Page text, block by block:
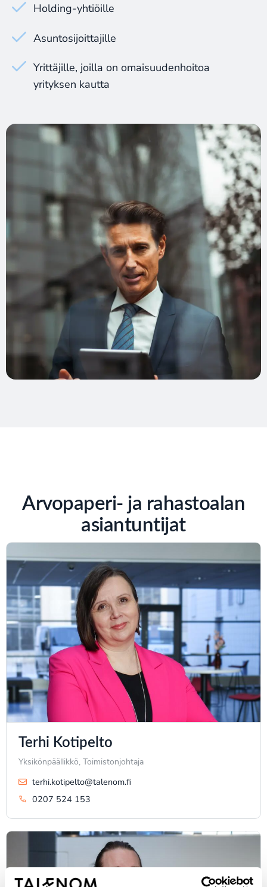
Holding-yhtiöille
Asuntosijoittajille
Yrittäjille, joilla on omaisuudenhoitoa
yrityksen kautta
Arvopaperi- ja rahastoalan
asiantuntijat
Terhi Kotipelto
Yksikönpäällikkö, Toimistonjohtaja
terhi.kotipelto@talenom.fi
0207 524 153